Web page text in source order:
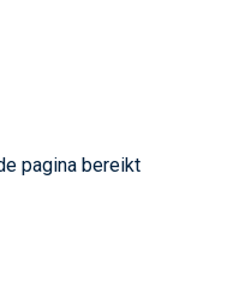
pagina bereikt